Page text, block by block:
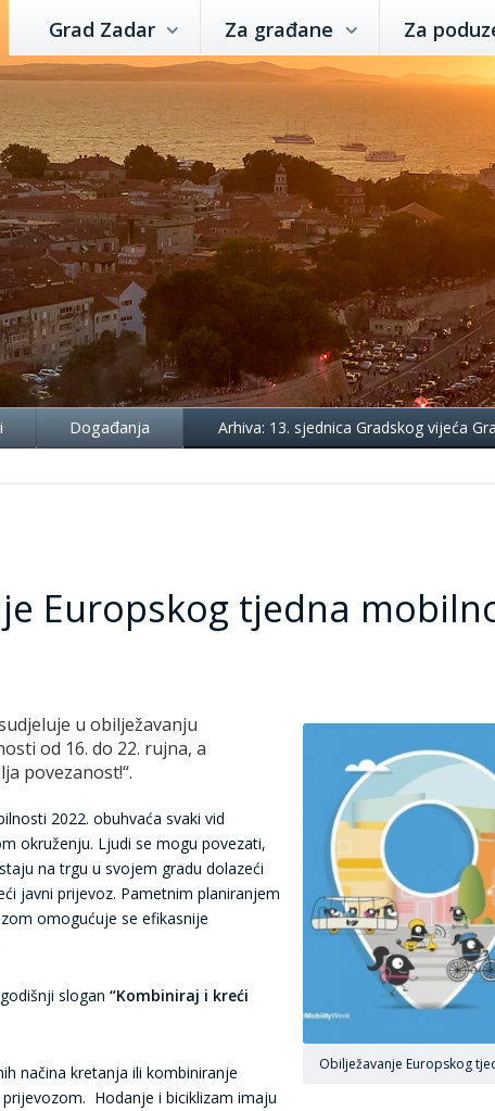
Grad Zadar Za građane Za
Događanja Arhiva: 13. sjednica Gradskog vijeća
Europskog tjedna
Obilježavanje Europskog
u obilježavanju
od 16. do 22. rujna, a
povezanost!“.
2022. obuhvaća svaki vid
okruženju. Ljudi se mogu povezati,
na trgu u svojem gradu dolazeći
javni prijevoz. Pametnim planiranjem
omogućuje se efikasnije
slogan “Kombiniraj i kreći
načina kretanja ili kombiniranje
Hodanje i biciklizam imaju